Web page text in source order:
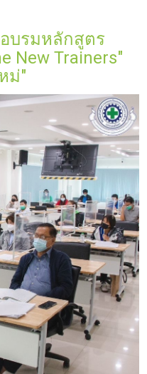
อบรมหลักสูตร
New Trainers"
ม่"